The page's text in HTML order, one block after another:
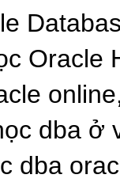
Oracle
dba ở
dba